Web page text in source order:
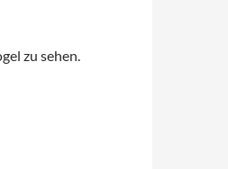
zu sehen.